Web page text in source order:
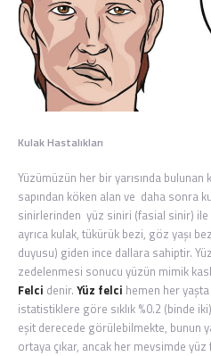
Kulak Hastalıkları
Yüzümüzün her bir yarısında bulunan
sapından köken alan ve daha sonra
sinirlerinden yüz siniri (fasial sinir) ile
ayrıca kulak, tükürük bezi, göz yaşı
duyusu) giden ince dallara sahiptir.
zedelenmesi sonucu yüzün mimik
Felci denir. Yüz felci hemen her
istatistiklere göre sıklık %0.2 (binde
eşit derecede görülebilmekte, bunun
ortaya çıkar, ancak her mevsimde